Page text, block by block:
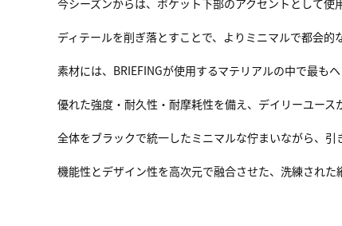
今シーズンからは、ポケット下部のアクセントとして使
ディテールを削ぎ落とすことで、よりミニマルで都会的
素材には、BRIEFINGが使用するマテリアルの中で最も
優れた強度・耐久性・耐摩耗性を備え、デイリーユース
全体をブラックで統一したミニマルな佇まいながら、
機能性とデザイン性を高次元で融合させた、洗練された